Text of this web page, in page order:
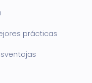
prácticas